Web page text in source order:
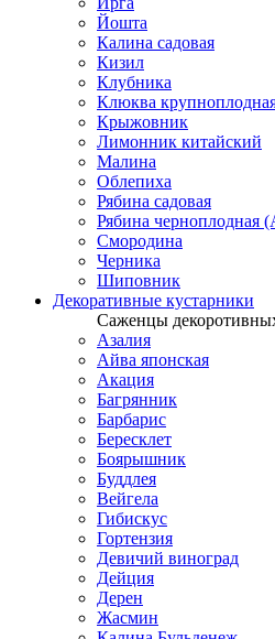
Йошта
Калина садовая
Кизил
Клубника
Клюква
Крыжовник
Лимонник китайский
Малина
Облепиха
Рябина садовая
Рябина черноплодная
Смородина
Черника
Шиповник
Декоративные кустарники
Саженцы
Азалия
Айва японская
Акация
Багрянник
Барбарис
Бересклет
Боярышник
Буддлея
Вейгела
Гибискус
Гортензия
Девичий виноград
Дейция
Дерен
Жасмин